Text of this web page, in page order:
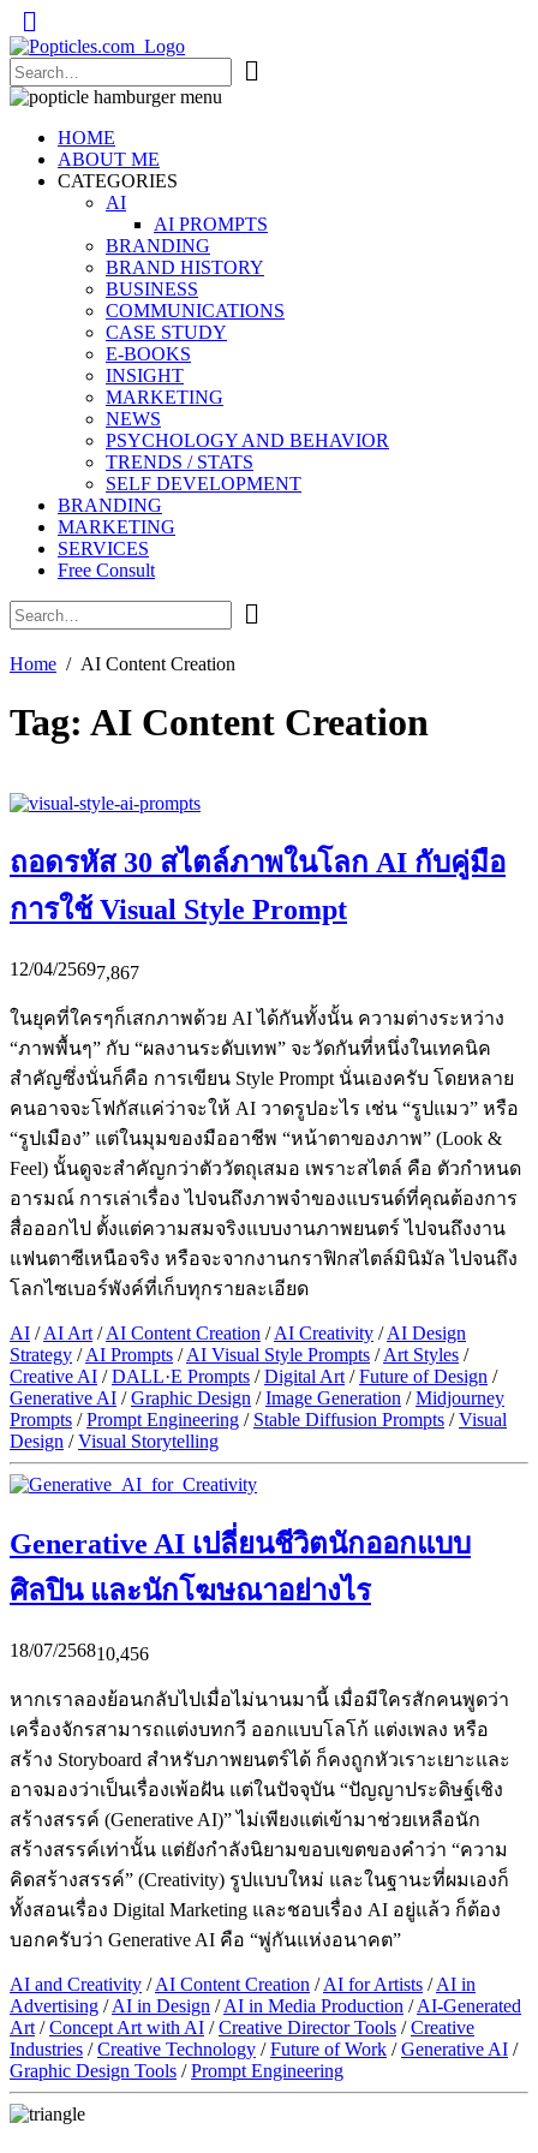
Popticles.com
HOME
ABOUT ME
CATEGORIES
AI
AI PROMPTS
BRANDING
BRAND HISTORY
BUSINESS
COMMUNICATIONS
CASE STUDY
E-BOOKS
INSIGHT
MARKETING
NEWS
PSYCHOLOGY AND BEHAVIOR
TRENDS / STATS
SELF DEVELOPMENT
BRANDING
MARKETING
SERVICES
Free Consult
Home AI Content Creation
Tag: AI Content Creation
ถอดรหัส 30 สไตล์ภาพในโลก AI กับคู่มือ
การใช้ Visual Style Prompt
12/04/25697,867
ในยุคที่ใครๆก็เสกภาพด้วย AI ได้กันทั้งนั้น ความต่างระหว่าง
“ภาพพื้นๆ” กับ “ผลงานระดับเทพ” จะวัดกันที่หนึ่งในเทคนิค
สำคัญซึ่งนั่นก็คือ การเขียน Style Prompt นั่นเองครับ โดยหลาย
คนอาจจะโฟกัสแค่ว่าจะให้ AI วาดรูปอะไร เช่น “รูปแมว” หรือ
“รูปเมือง” แต่ในมุมของมืออาชีพ “หน้าตาของภาพ” (Look &
Feel) นั้นดูจะสำคัญกว่าตัววัตถุเสมอ เพราะสไตล์ คือ ตัวกำหนด
อารมณ์ การเล่าเรื่อง ไปจนถึงภาพจำของแบรนด์ที่คุณต้องการ
สื่อออกไป ตั้งแต่ความสมจริงแบบงานภาพยนตร์ ไปจนถึงงาน
แฟนตาซีเหนือจริง หรือจะจากงานกราฟิกสไตล์มินิมัล ไปจนถึง
โลกไซเบอร์พังค์ที่เก็บทุกรายละเอียด
AI /AI Art /AI Content Creation /AI Creativity /AI Design
Strategy /AI Prompts /AI Visual Style Prompts /Art Styles /
Creative AI /DALL·E Prompts /Digital Art /Future of Design /
Generative AI /Graphic Design /Image Generation /Midjourney
Prompts /Prompt Engineering / Stable Diffusion Prompts /Visual
Design /Visual Storytelling
Generative AI เปลี่ยนชีวิตนักออกแบบ
ศิลปิน และนักโฆษณาอย่างไร
18/07/256810,456
หากเราลองย้อนกลับไปเมื่อไม่นานมานี้ เมื่อมีใครสักคนพูดว่า
เครื่องจักรสามารถแต่งบทกวี ออกแบบโลโก้ แต่งเพลง หรือ
สร้าง Storyboard สำหรับภาพยนตร์ได้ ก็คงถูกหัวเราะเยาะและ
อาจมองว่าเป็นเรื่องเพ้อฝัน แต่ในปัจจุบัน “ปัญญาประดิษฐ์เชิง
สร้างสรรค์ (Generative AI)” ไม่เพียงแต่เข้ามาช่วยเหลือนัก
สร้างสรรค์เท่านั้น แต่ยังกำลังนิยามขอบเขตของคำว่า “ความ
คิดสร้างสรรค์” (Creativity) รูปแบบใหม่ และในฐานะที่ผมเองก็
ทั้งสอนเรื่อง Digital Marketing และชอบเรื่อง AI อยู่แล้ว ก็ต้อง
บอกครับว่า Generative AI คือ “พู่กันแห่งอนาคต”
AI and Creativity /AI Content Creation /AI for Artists /AI in
Advertising /AI in Design /AI in Media Production /AI-Generated
Art /Concept Art with AI /Creative Director Tools /Creative
Industries /Creative Technology /Future of Work /Generative AI /
Graphic Design Tools /Prompt Engineering